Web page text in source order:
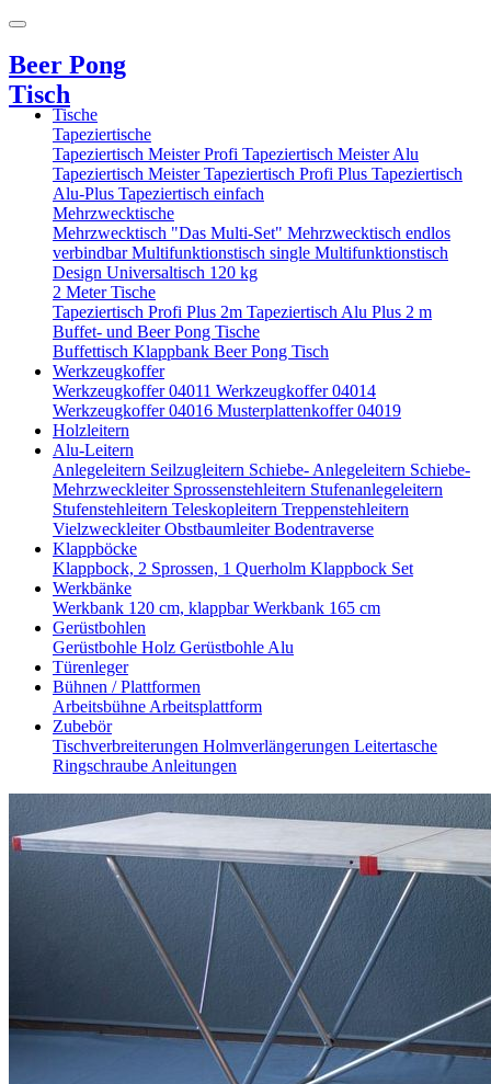
Beer Pong
Tisch
Tische
Tapeziertische
Tapeziertisch Meister Profi Tapeziertisch Meister Alu
Tapeziertisch MeisterTapeziertisch Profi Plus Tapeziertisch
Alu-Plus Tapeziertisch einfach
Mehrzwecktische
Mehrzwecktisch "Das Multi-Set" Mehrzwecktisch endlos
verbindbarMultifunktionstisch single Multifunktionstisch
Design Universaltisch 120 kg
2 Meter Tische
Tapeziertisch Profi Plus 2m Tapeziertisch Alu Plus 2 m
Buffet- und Beer Pong Tische
Buffettisch Klappbank Beer Pong Tisch
Werkzeugkoffer
Werkzeugkoffer 04011 Werkzeugkoffer 04014
Werkzeugkoffer 04016 Musterplattenkoffer 04019
Holzleitern
Alu-Leitern
Anlegeleitern Seilzugleitern Schiebe- Anlegeleitern Schiebe-
Mehrzweckleiter Sprossenstehleitern Stufenanlegeleitern
Stufenstehleitern Teleskopleitern Treppenstehleitern
VielzweckleiterObstbaumleiterBodentraverse
Klappböcke
Klappbock, 2 Sprossen, 1 Querholm Klappbock Set
Werkbänke
Werkbank 120 cm, klappbarWerkbank 165 cm
Gerüstbohlen
Gerüstbohle Holz Gerüstbohle Alu
Türenleger
Bühnen / Plattformen
Arbeitsbühne Arbeitsplattform
Zubebör
Tischverbreiterungen Holmverlängerungen Leitertasche
Ringschraube Anleitungen